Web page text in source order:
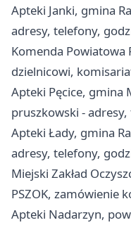
Apteki Janki, gmina
adresy, telefony,
Komenda Powiatowa
dzielnicowi,
Apteki Pęcice, gmina
pruszkowski -
Apteki Łady, gmina
adresy, telefony,
Miejski Zakład
PSZOK, zamówienie
Apteki Nadarzyn,